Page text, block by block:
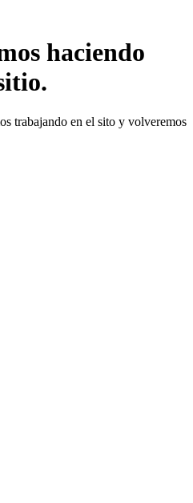
haciendo
trabajando en el sito y volveremos